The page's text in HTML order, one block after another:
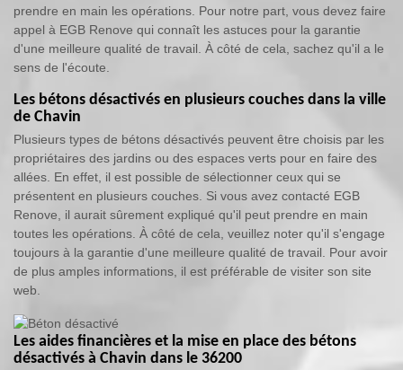
prendre en main les opérations. Pour notre part, vous devez faire
appel à EGB Renove qui connaît les astuces pour la garantie
d'une meilleure qualité de travail. À côté de cela, sachez qu'il a le
sens de l'écoute.
Les bétons désactivés en plusieurs couches dans la ville
de Chavin
Plusieurs types de bétons désactivés peuvent être choisis par les
propriétaires des jardins ou des espaces verts pour en faire des
allées. En effet, il est possible de sélectionner ceux qui se
présentent en plusieurs couches. Si vous avez contacté EGB
Renove, il aurait sûrement expliqué qu'il peut prendre en main
toutes les opérations. À côté de cela, veuillez noter qu'il s'engage
toujours à la garantie d'une meilleure qualité de travail. Pour avoir
de plus amples informations, il est préférable de visiter son site
web.
Les aides financières et la mise en place des bétons
désactivés à Chavin dans le 36200